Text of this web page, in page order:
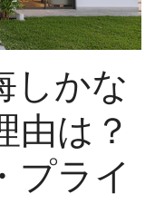
しかな
由は？
プライ